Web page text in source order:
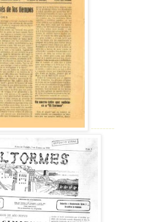
--------